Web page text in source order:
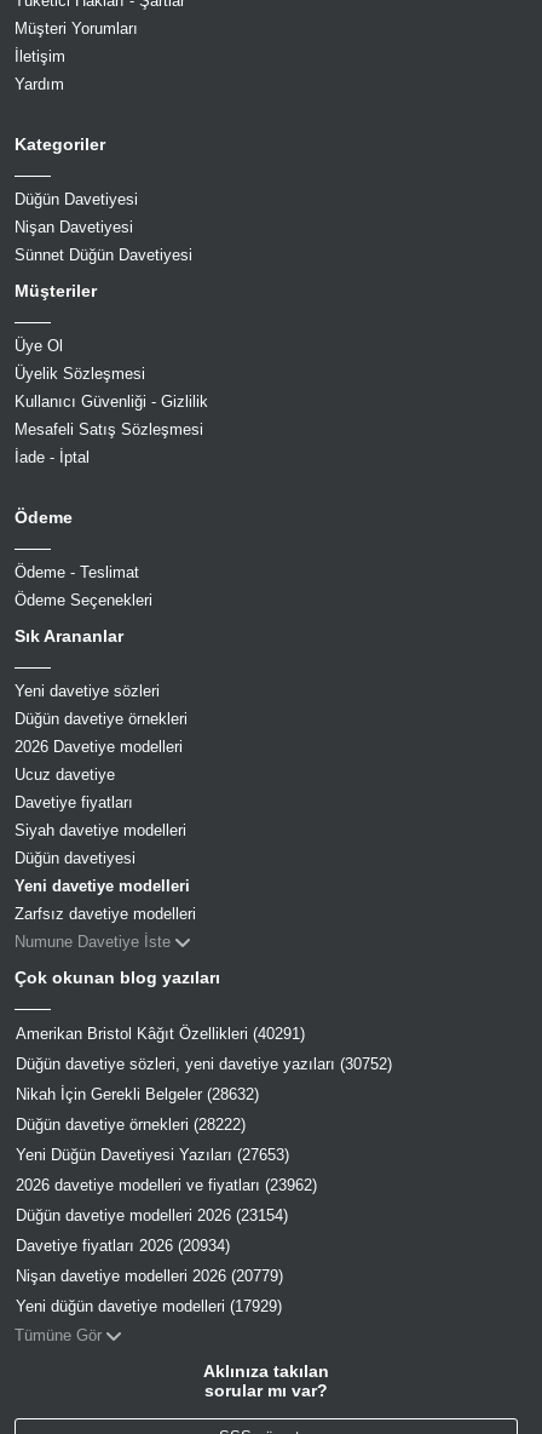
Müşteri Yorumları
İletişim
Yardım
Kategoriler
Düğün Davetiyesi
Nişan Davetiyesi
Sünnet Düğün Davetiyesi
Müşteriler
Üye Ol
Üyelik Sözleşmesi
Kullanıcı Güvenliği - Gizlilik
Mesafeli Satış Sözleşmesi
İade - İptal
Ödeme
Ödeme - Teslimat
Ödeme Seçenekleri
Sık Arananlar
Yeni davetiye sözleri
Düğün davetiye örnekleri
2026 Davetiye modelleri
Ucuz davetiye
Davetiye fiyatları
Siyah davetiye modelleri
Düğün davetiyesi
Yeni davetiye modelleri
Zarfsız davetiye modelleri
Numune Davetiye İste
Çok okunan blog yazıları
Amerikan Bristol Kâğıt Özellikleri (40291)
Düğün davetiye sözleri, yeni davetiye yazıları (30752)
Nikah İçin Gerekli Belgeler (28632)
Düğün davetiye örnekleri (28222)
Yeni Düğün Davetiyesi Yazıları (27653)
2026 davetiye modelleri ve fiyatları (23962)
Düğün davetiye modelleri 2026 (23154)
Davetiye fiyatları 2026 (20934)
Nişan davetiye modelleri 2026 (20779)
Yeni düğün davetiye modelleri (17929)
Tümüne Gör
Aklınıza takılan
sorular mı var?